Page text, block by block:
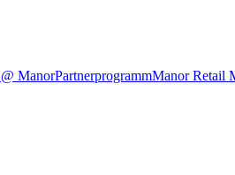
ManorPartnerprogrammManor Retail